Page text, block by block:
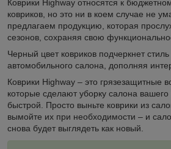
Коврики Highway относятся к
ковриков, но это ни в коем случае не
предлагаем продукцию, которая
сезонов, сохраняя свою
Черный цвет ковриков подчеркнет
автомобильного салона, дополняя
Коврики Highway – это грязезащитные
которые сделают уборку салона
быстрой. Просто выньте коврики из
вымойте их при необходимости – и
снова будет выглядеть как новый.